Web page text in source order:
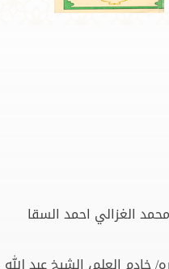
الغزالي احمد السقا